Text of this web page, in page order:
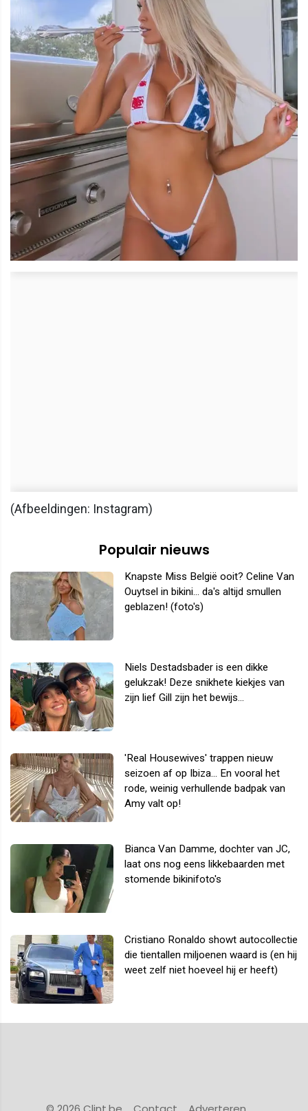
(Afbeeldingen: Instagram)
Populair nieuws
Knapste Miss België ooit? Celine Van
Ouytsel in bikini... da's altijd smullen
geblazen! (foto's)
Niels Destadsbader is een dikke
gelukzak! Deze snikhete kiekjes van
zijn lief Gill zijn het bewijs...
'Real Housewives' trappen nieuw
seizoen af op Ibiza... En vooral het
rode, weinig verhullende badpak van
Amy valt op!
Bianca Van Damme, dochter van JC,
laat ons nog eens likkebaarden met
stomende bikinifoto's
Cristiano Ronaldo showt autocollectie
die tientallen miljoenen waard is (en hij
weet zelf niet hoeveel hij er heeft)